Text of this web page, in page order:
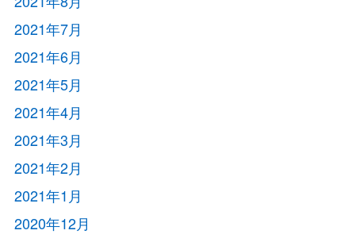
2021年7月
2021年6月
2021年5月
2021年4月
2021年3月
2021年2月
2021年1月
2020年12月